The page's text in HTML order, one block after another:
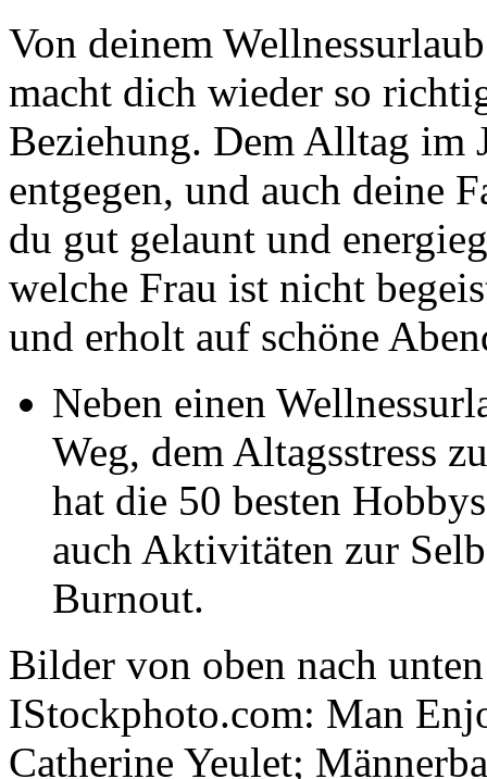
Von deinem
macht dich wieder so
Beziehung. Dem Alltag im
entgegen, und auch deine
du gut gelaunt und
welche Frau ist nicht
und erholt auf schöne
Neben einen
Weg, dem Altagsstress
hat die 50 besten
auch Aktivitäten zur
Burnout.
Bilder von oben nach
IStockphoto.com: Man
Catherine Yeulet;